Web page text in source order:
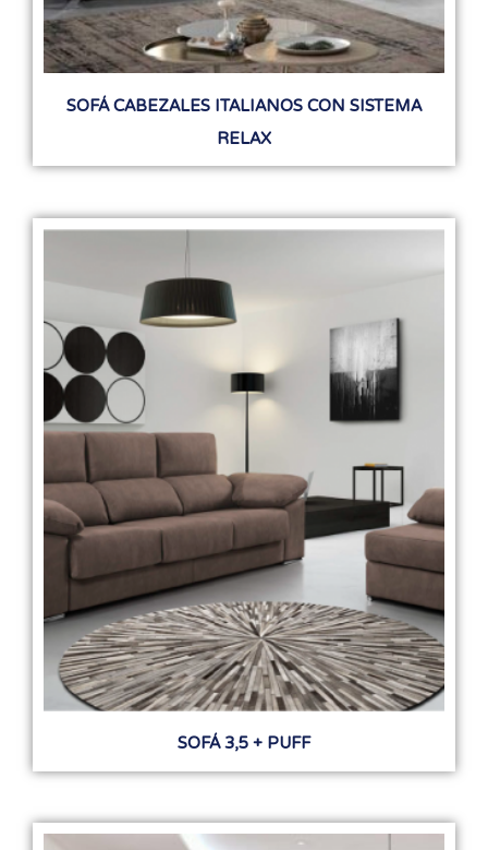
SOFÁ CABEZALES ITALIANOS CON SISTEMA
RELAX
SOFÁ 3,5 + PUFF